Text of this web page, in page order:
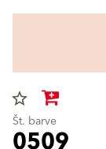
star_border
Št. barve